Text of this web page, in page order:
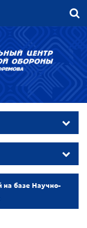
на базе Научно-